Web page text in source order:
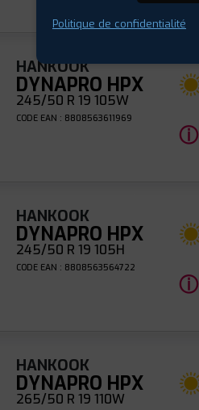
HANKOOK
DYNAPRO HPX
245/50 R 19 105W
CODE EAN : 8808563611969
ⓘ
HANKOOK
DYNAPRO HPX
245/50 R 19 105H
CODE EAN : 8808563564722
ⓘ
HANKOOK
DYNAPRO HPX
265/50 R 19 110W
Politique de confidentialité